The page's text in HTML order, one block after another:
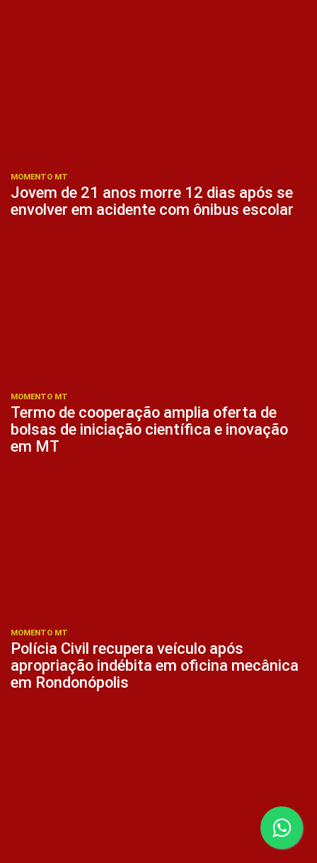
MOMENTO MT
Jovem de 21 anos morre 12 dias após se
envolver em acidente com ônibus escolar
MOMENTO MT
Termo de cooperação amplia oferta de
bolsas de iniciação científica e inovação
em MT
MOMENTO MT
Polícia Civil recupera veículo após
apropriação indébita em oficina mecânica
em Rondonópolis